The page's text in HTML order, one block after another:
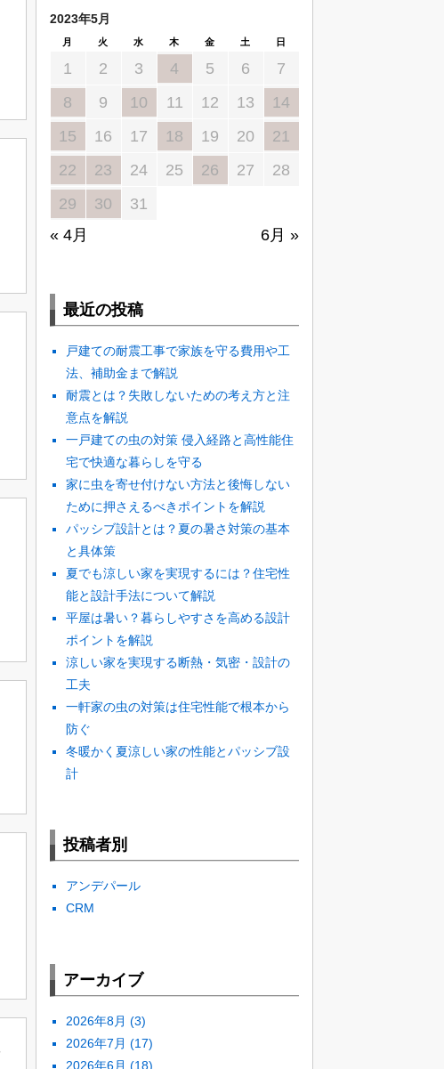
2023年5月
月 火 水 木 金 土 日
1 2 3 4 5 6
7
8
9 10 11 12 13
14
15
16 17 18 19 20
21
22
23 24 25 26 27
28
29
30
31
« 4月
6月 »
最近の投稿
戸建ての耐震工事で家族を守る費用や工
法、補助金まで解説
耐震とは？失敗しないための考え方と注
意点を解説
一戸建ての虫の対策 侵入経路と高性能住
宅で快適な暮らしを守る
家に虫を寄せ付けない方法と後悔しない
ために押さえるべきポイントを解説
パッシブ設計とは？夏の暑さ対策の基本
と具体策
夏でも涼しい家を実現するには？住宅性
能と設計手法について解説
平屋は暑い？暮らしやすさを高める設計
ポイントを解説
涼しい家を実現する断熱・気密・設計の
工夫
一軒家の虫の対策は住宅性能で根本から
防ぐ
冬暖かく夏涼しい家の性能とパッシブ設
計
投稿者別
アンデパール
CRM
アーカイブ
2026年8月 (3)
2026年7月 (17)
2026年6月 (18)